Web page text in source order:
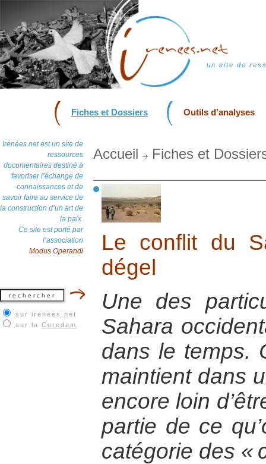
un site de
Fiches et Dossiers Outils d’analyses
Irénées.net est un site de
ressources
documentaires destiné à
favoriser l’échange de
connaissances et de
savoir faire au service de
la construction d’un art de
la paix.
Ce site est porté par
l’association
Modus Operandi
sur irenees.net
sur la Coredem
Accueil Fiches et
Le conflit du
dégel
Une des
Sahara
dans le temps.
maintient dans
encore loin
partie de ce
catégorie des «